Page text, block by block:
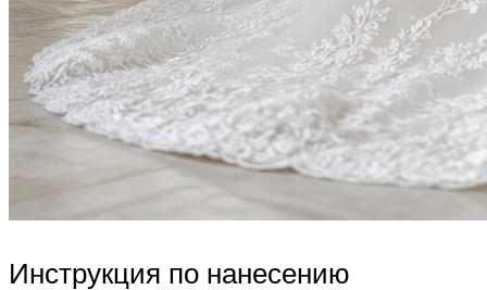
Инструкция по нанесению